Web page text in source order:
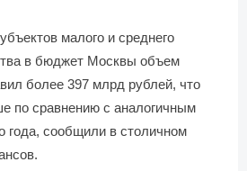
малого и среднего
в бюджет Москвы объем
более 397 млрд рублей, что
по сравнению с аналогичным
года, сообщили в столичном